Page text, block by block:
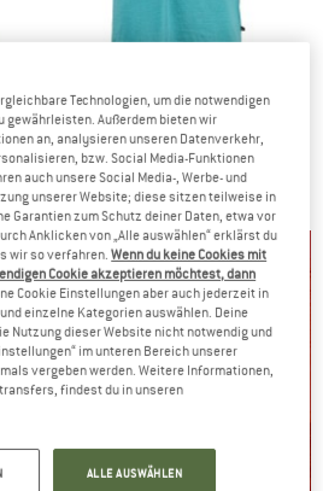
T-Shirt
HEBER PEAK
Kid's MerinoMix150 PineconeHe.
Merinoshirt
39,95 €ab 19,98 €
(0)
Technologien, um die notwendigen
gewährleisten. Außerdem bieten wir
an, analysieren unseren Datenverkehr,
bzw. Social Media-Funktionen
auch unsere Social Media-, Werbe- und
unserer Website; diese sitzen teilweise in
Garantien zum Schutz deiner Daten, etwa vor
Anklicken von „Alle auswählen“ erklärst du
wir so verfahren.Wenn du keine Cookies mit
Cookie akzeptieren möchtest, dann
Cookie Einstellungen aber auch jederzeit in
einzelne Kategorien auswählen. Deine
Nutzung dieser Website nicht notwendig und
im unteren Bereich unserer
vergeben werden. Weitere Informationen,
findest du in unseren
ALLE AUSWÄHLEN